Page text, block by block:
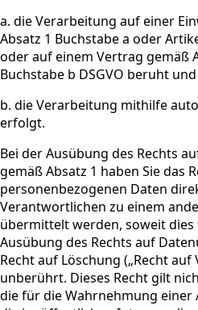
a. die Verarbeitung auf einer
Absatz 1 Buchstabe a oder
oder auf einem Vertrag gemäß
Buchstabe b DSGVO beruht und
b. die Verarbeitung mithilfe
erfolgt.
Bei der Ausübung des Rechts
gemäß Absatz 1 haben Sie das
personenbezogenen Daten
Verantwortlichen zu einem
übermittelt werden, soweit
Ausübung des Rechts auf
Recht auf Löschung („Recht auf
unberührt. Dieses Recht gilt
die für die Wahrnehmung